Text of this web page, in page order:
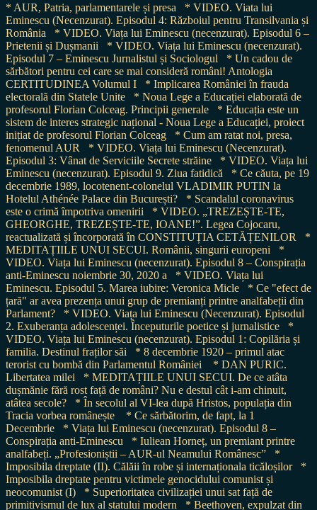
* AUR, Patria, parlamentarele și presa
* VIDEO. Viata lui
Eminescu (Necenzurat). Episodul 4: Războiul pentru Transilvania și
România
* VIDEO. Viața lui Eminescu (necenzurat). Episodul 6 –
Prietenii și Dușmanii
* VIDEO. Viața lui Eminescu (necenzurat).
Episodul 7 – Eminescu Jurnalistul și Sociologul
* Un cadou de
sărbători pentru cei care se mai consideră români! Antologia
CERTITUDINEA Volumul I
* Implicarea României în frauda
electorală din Statele Unite
* Noua Lege a Educației elaborată de
profesorul Florian Colceag. Principii generale
* Educația este un
sistem de interes strategic național - Noua Lege a Educației, proiect
inițiat de profesorul Florian Colceag
* Cum am ratat noi, presa,
fenomenul AUR
* VIDEO. Viața lui Eminescu (Necenzurat).
Episodul 3: Vânat de Serviciile Secrete străine
* VIDEO. Viața lui
Eminescu (necenzurat). Episodul 9. Ziua fatidică
* Ce căuta, pe 19
decembrie 1989, locotenent-colonelul VLADIMIR PUTIN la
Hotelul Athénée Palace din București?
* Scandalul coronavirus
este o crimă împotriva omenirii
* VIDEO. „TREZEȘTE-TE,
GHEORGHE, TREZEȘTE-TE, IOANE!”. Legea Cojocaru,
reactualizată și încorporată în CONSTITUȚIA CETĂȚENILOR
*
MEDITAȚIILE UNUI SECUI. Românii, singurii europeni
*
VIDEO. Viața lui Eminescu (necenzurat). Episodul 8 – Conspirația
anti-Eminescu noiembrie 30, 2020 a
* VIDEO. Viața lui
Eminescu. Episodul 5. Marea iubire: Veronica Micle
* Ce "efect de
țară" ar avea prezența unui grup de premianți printre analfabeții din
Parlament?
* VIDEO. Viața lui Eminescu (Necenzurat). Episodul
2. Exuberanța adolescenței. Începuturile poetice și jurnalistice
*
VIDEO. Viața lui Eminescu (necenzurat). Episodul 1: Copilăria și
familia. Destinul fraților săi
* 8 decembrie 1920 – primul atac
terorist cu bombă din Parlamentul României
* DAN PURIC.
Libertatea milei
* MEDITAȚIILE UNUI SECUI. De ce atâta
dușmănie fără rost față de români? Nu e destul cât i-am chinuit,
atâtea secole?
* În secolul al VI-lea după Hristos, populația din
Tracia vorbea românește
* Ce sărbătorim, de fapt, la 1
Decembrie
* Viața lui Eminescu (necenzurat). Episodul 8 –
Conspirația anti-Eminescu
* Iuliean Horneț, un premiant printre
analfabeți. „Profesioniștii – AUR-ul Neamului Românesc”
*
Imposibila dreptate (II). Călăii în robe și internaționala ticăloșilor
*
Imposibila dreptate pentru victimele genocidului comunist și
neocomunist (I)
* Superioritatea civilizației unui sat față de
primitivismul de lux al statului modern
* Beethoven, expulzat din